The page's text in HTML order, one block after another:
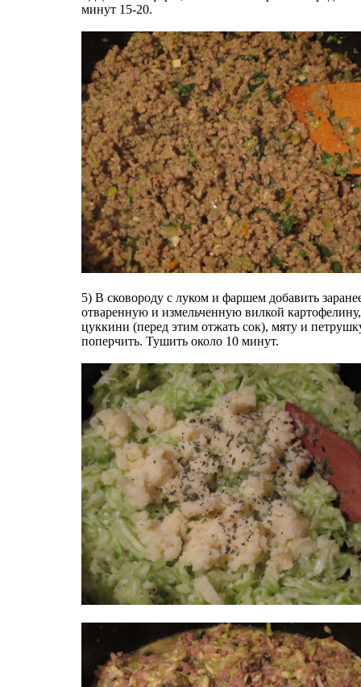
минут 15-20.
5) В сковороду с луком и фаршем добавить
отваренную и измельченную вилкой картофелину,
цуккини (перед этим отжать сок), мяту и
поперчить. Тушить около 10 минут.